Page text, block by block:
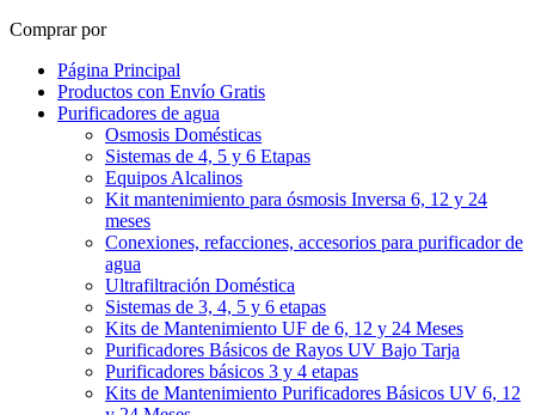
Comprar por
Página Principal
Productos con Envío Gratis
Purificadores de agua
Osmosis Domésticas
Sistemas de 4, 5 y 6 Etapas
Equipos Alcalinos
Kit mantenimiento para ósmosis Inversa 6, 12 y 24
meses
Conexiones, refacciones, accesorios para purificador de
agua
Ultrafiltración Doméstica
Sistemas de 3, 4, 5 y 6 etapas
Kits de Mantenimiento UF de 6, 12 y 24 Meses
Purificadores Básicos de Rayos UV Bajo Tarja
Purificadores básicos 3 y 4 etapas
Kits de Mantenimiento Purificadores Básicos UV 6, 12